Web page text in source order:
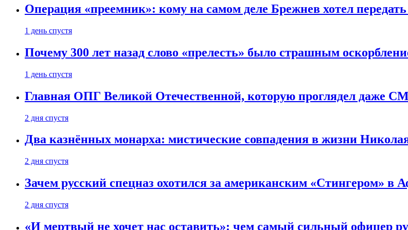
Операция «преемник»: кому на самом деле Брежнев хотел передать
1 день спустя
Почему 300 лет назад слово «прелесть» было страшным
1 день спустя
Главная ОПГ Великой Отечественной, которую проглядел даже
2 дня спустя
Два казнённых монарха: мистические совпадения в жизни
2 дня спустя
Зачем русский спецназ охотился за американским «Стингером» в
2 дня спустя
«И мертвый не хочет нас оставить»: чем самый сильный офицер